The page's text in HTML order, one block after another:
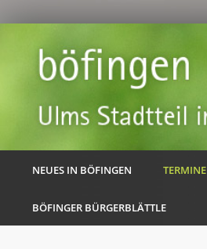
NEUES IN BÖFINGEN TERMINE
BÖFINGER BÜRGERBLÄTTLE